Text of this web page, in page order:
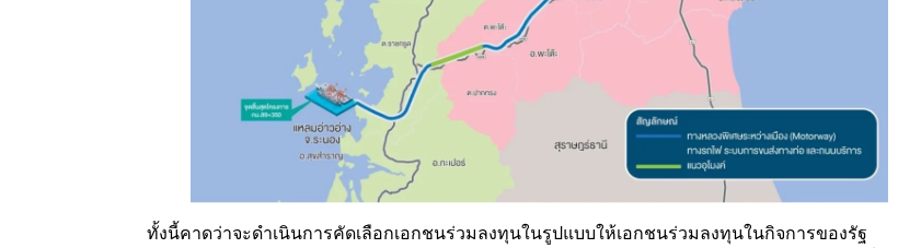
ทั้งนี้คาดว่าจะดำเนินการคัดเลือกเอกชนร่วมลงทุนในรูปแบบให้เอกชนร่วมลงทุนในกิจการของรัฐ